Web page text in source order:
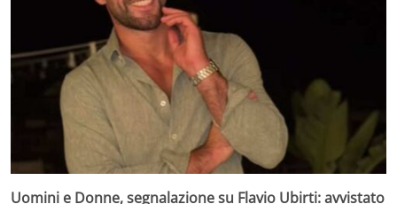
Uomini e Donne, segnalazione su Flavio Ubirti: avvistato